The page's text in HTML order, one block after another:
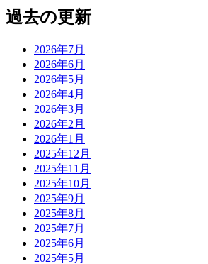
過去の更新
2026年7月
2026年6月
2026年5月
2026年4月
2026年3月
2026年2月
2026年1月
2025年12月
2025年11月
2025年10月
2025年9月
2025年8月
2025年7月
2025年6月
2025年5月